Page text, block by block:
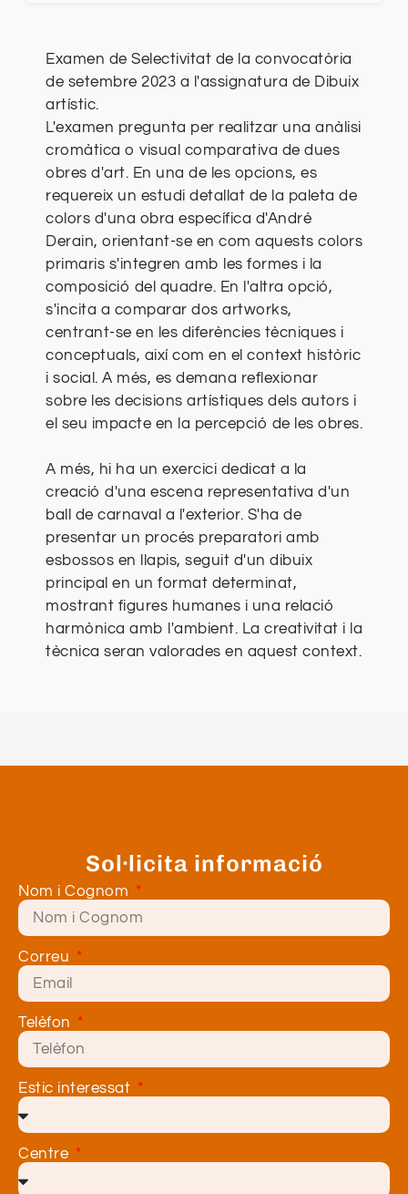
Examen de Selectivitat de la convocatòria
de setembre 2023 a l'assignatura de Dibuix
artístic.
L'examen pregunta per realitzar una anàlisi
cromàtica o visual comparativa de dues
obres d'art. En una de les opcions, es
requereix un estudi detallat de la paleta de
colors d'una obra específica d'André
Derain, orientant-se en com aquests colors
primaris s'integren amb les formes i la
composició del quadre. En l'altra opció,
s'incita a comparar dos artworks,
centrant-se en les diferències tècniques i
conceptuals, així com en el context històric
i social. A més, es demana reflexionar
sobre les decisions artístiques dels autors i
el seu impacte en la percepció de les obres.
A més, hi ha un exercici dedicat a la
creació d'una escena representativa d'un
ball de carnaval a l'exterior. S'ha de
presentar un procés preparatori amb
esbossos en llapis, seguit d'un dibuix
principal en un format determinat,
mostrant figures humanes i una relació
harmònica amb l'ambient. La creativitat i la
tècnica seran valorades en aquest context.
Sol·licita informació
Nom i Cognom
Correu
Telèfon
Estic interessat
Centre